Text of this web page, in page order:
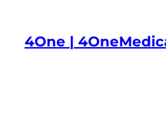
treści4One |